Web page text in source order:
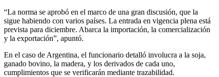
“La norma se aprobó en el marco de una gran discusión, que la
sigue habiendo con varios países. La entrada en vigencia plena está
prevista para diciembre. Abarca la importación, la comercialización
y la exportación”, apuntó.
En el caso de Argentina, el funcionario detalló involucra a la soja,
ganado bovino, la madera, y los derivados de cada uno,
cumplimientos que se verificarán mediante trazabilidad.